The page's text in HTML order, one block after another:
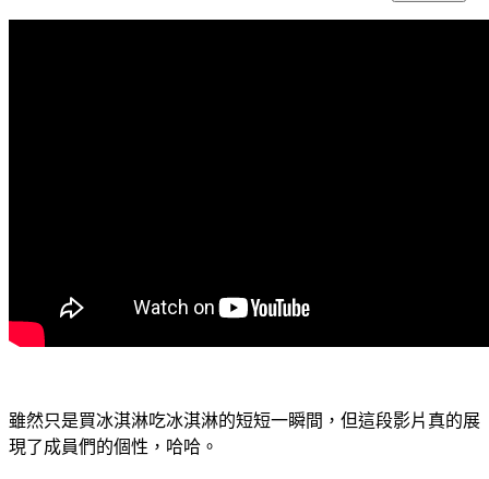
雖然只是買冰淇淋吃冰淇淋的短短一瞬間，但這段影片真的展
現了成員們的個性，哈哈。